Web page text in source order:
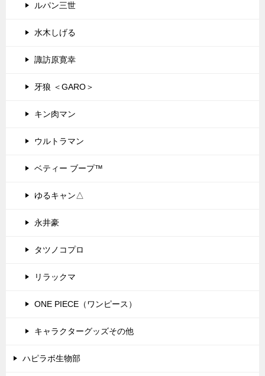
ルパン三世
水木しげる
諏訪原寛幸
牙狼 ＜GARO＞
キン肉マン
ウルトラマン
ベティー ブープ™
ゆるキャン△
永井豪
タツノコプロ
リラックマ
ONE PIECE（ワンピース）
キャラクターグッズその他
ハピラボ生物部